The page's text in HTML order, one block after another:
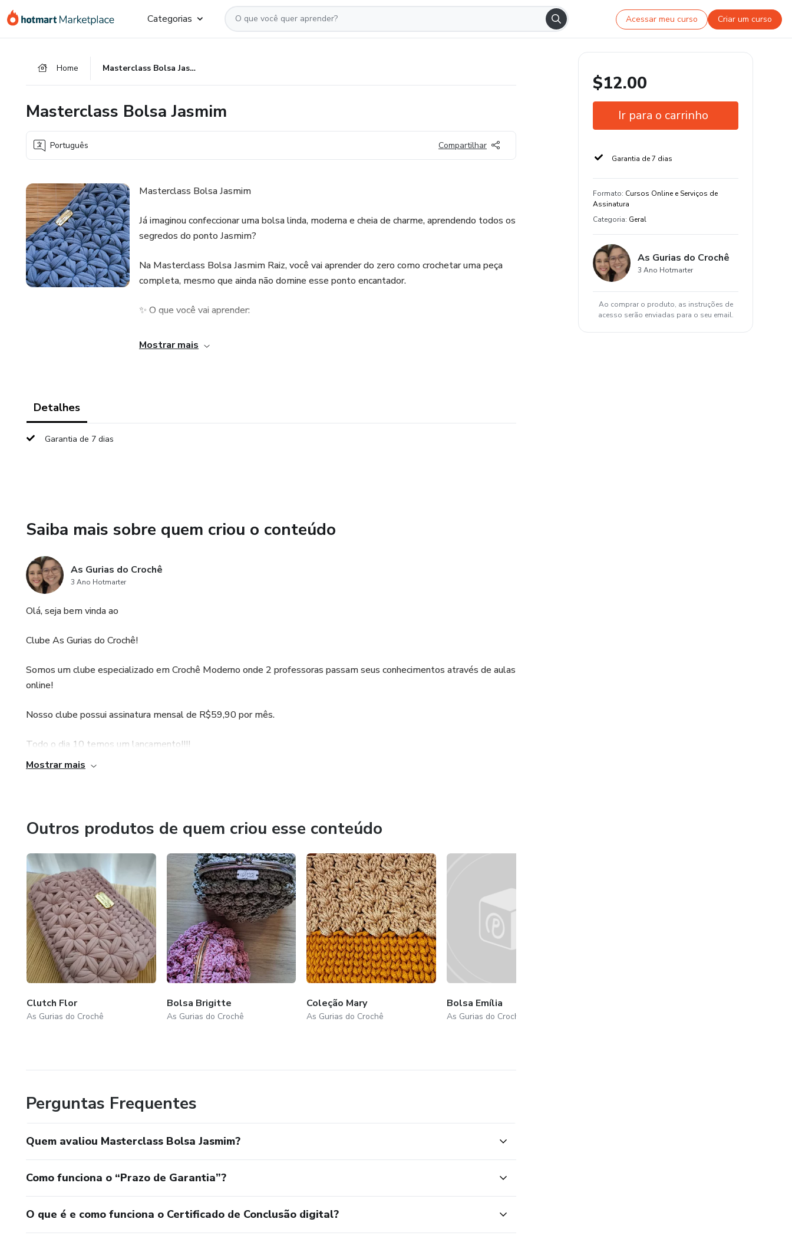
para
para
para
Categorias Acessar meu curso Criar um curso
Home Masterclass Bolsa Jasmim
Masterclass Bolsa Jasmim
Português Compartilhar
Masterclass Bolsa Jasmim
Já imaginou confeccionar uma bolsa linda, moderna e cheia de charme, aprendendo todos os
segredos do ponto Jasmim?
Na Masterclass Bolsa Jasmim Raiz, você vai aprender do zero como crochetar uma peça
completa, mesmo que ainda não domine esse ponto encantador.
✨ O que você vai aprender:
Como dar os primeiros passos no ponto Jasmim
Depois dessa Masterclass, você terá a chance de entrar no meu curso completo
💖 Transforme sua paixão pelo crochê em peças que encantam os olhos!
Mostrar mais
Detalhes
Garantia de 7 dias
Saiba mais sobre quem criou o conteúdo
As Gurias do Crochê
3 Ano Hotmarter
Olá, seja bem vinda ao
Clube As Gurias do Crochê!
Somos um clube especializado em Crochê Moderno onde 2 professoras passam seus conhecimentos através de aulas
online!
Nosso clube possui assinatura mensal de R$59,90 por mês.
Todo o dia 10 temos um lançamento!!!!
Ficamos sempre a disposição para qualquer outra dúvida!
Com carinhos
Prof's Helena e Júlia.
🤍💛
Mostrar mais
Outros produtos de quem criou esse conteúdo
Clutch Flor
As Gurias do Crochê
Bolsa Brigitte
As Gurias do Crochê
Coleção Mary
As Gurias do Crochê
Bolsa Emília
As Gurias do Crochê
Perguntas Frequentes
Quem avaliou Masterclass Bolsa Jasmim?
Como funciona o “Prazo de Garantia”?
O que é e como funciona o Certificado de Conclusão digital?
$12.00
Ir para o carrinho
Garantia de 7 dias
Formato: Cursos Online e Serviços de
Assinatura
Categoria: Geral
As Gurias do Crochê
3 Ano Hotmarter
Ao comprar o produto, as instruções de
acesso serão enviadas para o seu email.